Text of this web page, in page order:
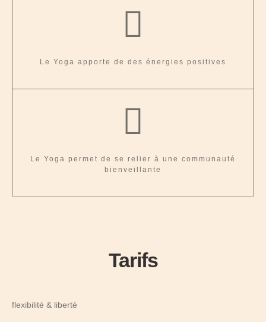
Le Yoga apporte de des énergies positives
Le Yoga permet de se relier à une communauté
bienveillante
Tarifs
flexibilité & liberté